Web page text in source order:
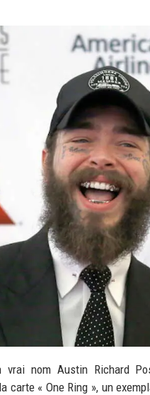
vrai nom Austin Richard
« One Ring », un